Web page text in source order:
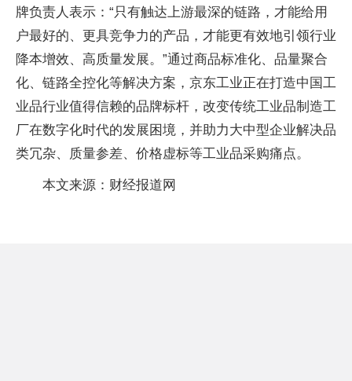
牌负责人表示：“只有触达上游最深的链路，才能给用
户最好的、更具竞争力的产品，才能更有效地引领行业
降本增效、高质量发展。”通过商品标准化、品量聚合
化、链路全控化等解决方案，京东工业正在打造中国工
业品行业值得信赖的品牌标杆，改变传统工业品制造工
厂在数字化时代的发展困境，并助力大中型企业解决品
类冗杂、质量参差、价格虚标等工业品采购痛点。
本文来源：财经报道网